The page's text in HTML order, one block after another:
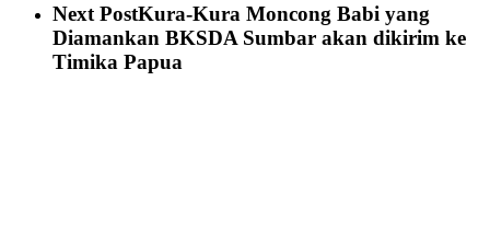
Next PostKura-Kura Moncong Babi yang
Diamankan BKSDA Sumbar akan dikirim ke
Timika Papua